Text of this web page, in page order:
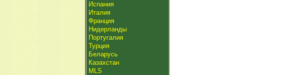
Испания
Италия
Франция
Нидерланды
Португалия
Турция
Беларусь
Казахстан
MLS